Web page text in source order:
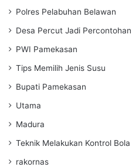
Polres Pelabuhan Belawan
Desa Percut Jadi
PWI Pamekasan
Tips Memilih Jenis Susu
Bupati Pamekasan
Utama
Madura
Teknik Melakukan Kontrol Bola
rakornas